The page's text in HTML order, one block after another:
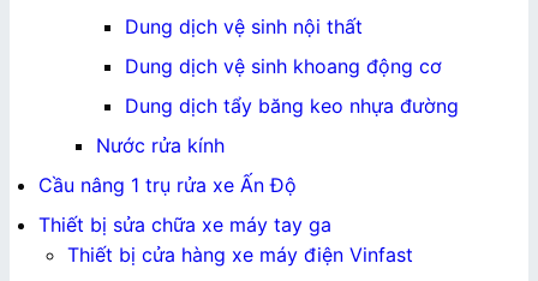
Dung dịch vệ sinh nội thất
Dung dịch vệ sinh khoang động cơ
Dung dịch tẩy băng keo nhựa đường
Nước rửa kính
Cầu nâng 1 trụ rửa xe Ấn Độ
Thiết bị sửa chữa xe máy tay ga
Thiết bị cửa hàng xe máy điện Vinfast